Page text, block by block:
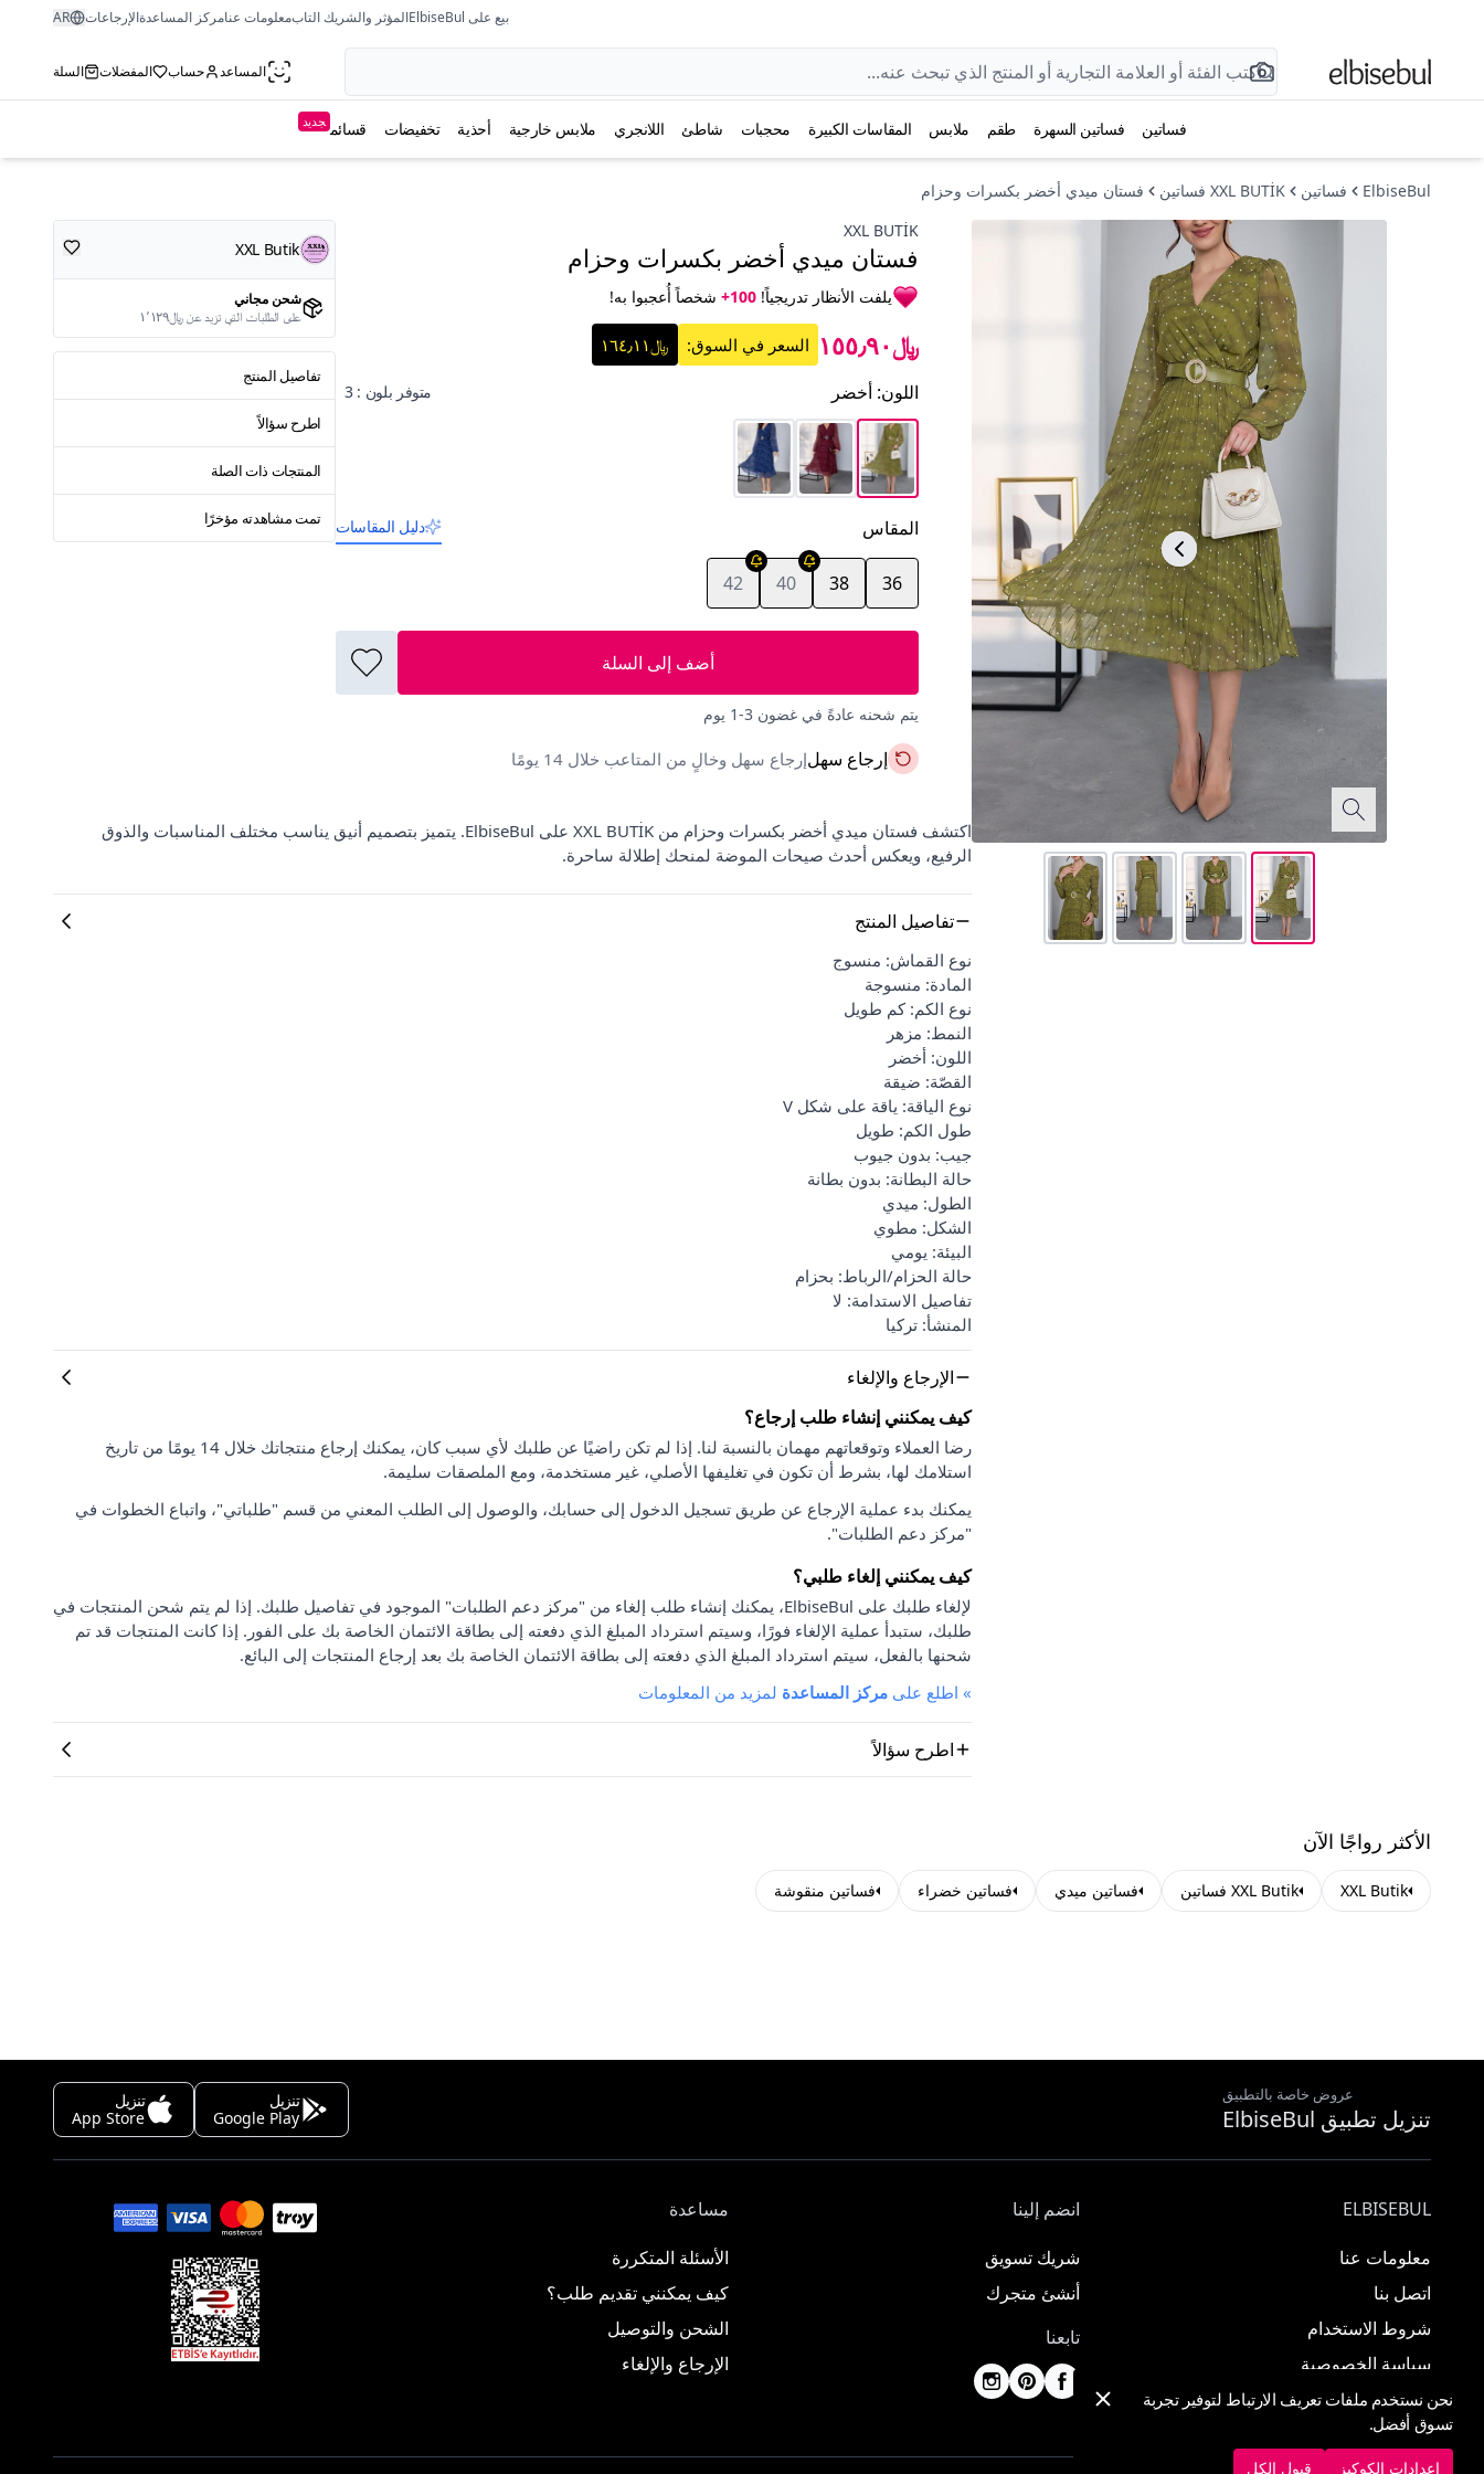
بيع على ElbiseBul المؤثر والشريك التابمعلومات عنامركز المساعدةالإرجاعات AR
المساعد حساب المفضلات السلة
فساتين فساتين السهرة طقم ملابس المقاسات الكبيرة محجبات شاطئ اللانجري ملابس خارجية أحذية تخفيضات قسائم جديد
ElbiseBul فساتين XXL BUTİK فساتين
فستان ميدي أخضر بكسرات وحزام
XXL BUTİK
فستان ميدي أخضر بكسرات وحزام
يلفت الأنظار تدريجياً! 100+ شخصاً أُعجبوا به!
﷼١٥٥٫٩٠ السعر في السوق: ﷼١٦٤٫١١
اللون: أخضر متوفر بلون : 3
المقاس دليل المقاسات
36
38
40
42
أضف إلى السلة
يتم شحنه عادةً في غضون 3-1 يوم
إرجاع سهلإرجاع سهل وخالٍ من المتاعب خلال 14 يومًا
XXL Butik
شحن مجاني
على الطلبات التي تزيد عن ﷼١٬١٢٩
تفاصيل المنتج
اطرح سؤالاً
المنتجات ذات الصلة
تمت مشاهدته مؤخرًا
اكتشف فستان ميدي أخضر بكسرات وحزام من XXL BUTİK على ElbiseBul. يتميز بتصميم أنيق يناسب مختلف المناسبات والذوق
الرفيع، ويعكس أحدث صيحات الموضة لمنحك إطلالة ساحرة.
تفاصيل المنتج
نوع القماش: منسوج
المادة: منسوجة
نوع الكم: كم طويل
النمط: مزهر
اللون: أخضر
القصّة: ضيقة
نوع الياقة: ياقة على شكل V
طول الكم: طويل
جيب: بدون جيوب
حالة البطانة: بدون بطانة
الطول: ميدي
الشكل: مطوي
البيئة: يومي
حالة الحزام/الرباط: بحزام
تفاصيل الاستدامة: لا
المنشأ: تركيا
الإرجاع والإلغاء
كيف يمكنني إنشاء طلب إرجاع؟
رضا العملاء وتوقعاتهم مهمان بالنسبة لنا. إذا لم تكن راضيًا عن طلبك لأي سبب كان، يمكنك إرجاع منتجاتك خلال 14 يومًا من تاريخ
استلامك لها، بشرط أن تكون في تغليفها الأصلي، غير مستخدمة، ومع الملصقات سليمة.
يمكنك بدء عملية الإرجاع عن طريق تسجيل الدخول إلى حسابك، والوصول إلى الطلب المعني من قسم "طلباتي"، واتباع الخطوات في
"مركز دعم الطلبات".
كيف يمكنني إلغاء طلبي؟
لإلغاء طلبك على ElbiseBul، يمكنك إنشاء طلب إلغاء من "مركز دعم الطلبات" الموجود في تفاصيل طلبك. إذا لم يتم شحن المنتجات في
طلبك، ستبدأ عملية الإلغاء فورًا، وسيتم استرداد المبلغ الذي دفعته إلى بطاقة الائتمان الخاصة بك على الفور. إذا كانت المنتجات قد تم
شحنها بالفعل، سيتم استرداد المبلغ الذي دفعته إلى بطاقة الائتمان الخاصة بك بعد إرجاع المنتجات إلى البائع.
» اطلع على مركز المساعدة لمزيد من المعلومات
اطرح سؤالاً
الأكثر رواجًا الآن
XXL Butik XXL Butik فساتين فساتين ميدي فساتين خضراء فساتين منقوشة
عروض خاصة بالتطبيق
تنزيل تطبيق ElbiseBul
تنزيل
Google Play
تنزيل
App Store
ELBISEBUL
معلومات عنا
اتصل بنا
شروط الاستخدام
سياسة الخصوصية
انضم إلينا
شريك تسويق
أنشئ متجرك
تابعنا
مساعدة
الأسئلة المتكررة
كيف يمكنني تقديم طلب؟
الشحن والتوصيل
الإرجاع والإلغاء
نحن نستخدم ملفات تعريف الارتباط لتوفير تجربة
تسوق أفضل.
إعدادات الكوكيز قبول الكل